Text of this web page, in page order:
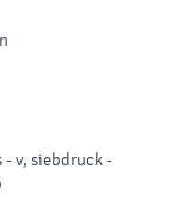
v, siebdruck -